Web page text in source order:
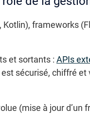
frameworks
et sortants : APIs
sécurisé, chiffré
(mise à jour